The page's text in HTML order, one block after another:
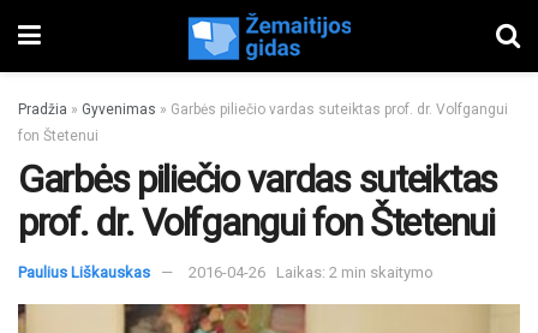
Pradžia » Gyvenimas » Garbės piliečio vardas suteiktas prof. dr. Volfgangui
fon Štetenui
Garbės piliečio vardas suteiktas
prof. dr. Volfgangui fon Štetenui
Paulius Liškauskas 2016-04-26 Laikas: 2 min skaitymo